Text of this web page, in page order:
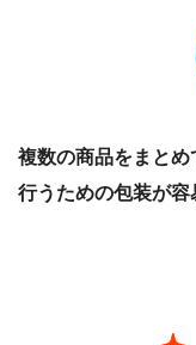
複数の商品をまと
行うための包装が容